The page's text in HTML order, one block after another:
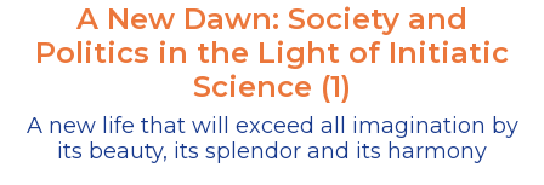
A New Dawn: Society and
Politics in the Light of Initiatic
Science (1)
A new life that will exceed all imagination by
its beauty, its splendor and its harmony